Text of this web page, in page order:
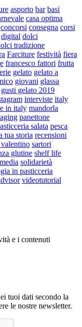
asporto bar basi
casa optima
concorsi consegna corsi
digital dolci
tradizione
Farciture festività fiera
francesco fattori frutta
gelato gelato a
giovani glassa
gusti gelato 2019
interviste italy
in italy mandorla
panettone
salata pesca
tua storia recensioni
valentino sartori
glutine shelf life
solidarietà
in pasticceria
videotutorial
e i contenuti
tuoi dati secondo la
le nostre newsletter.